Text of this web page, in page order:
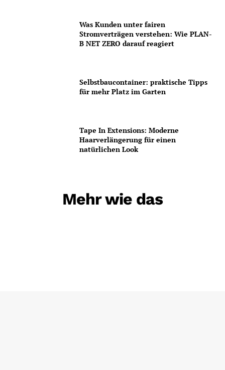
Was Kunden unter fairen
Stromverträgen verstehen: Wie PLAN-
B NET ZERO darauf reagiert
Selbstbaucontainer: praktische Tipps
für mehr Platz im Garten
Tape In Extensions: Moderne
Haarverlängerung für einen
natürlichen Look
Mehr wie das